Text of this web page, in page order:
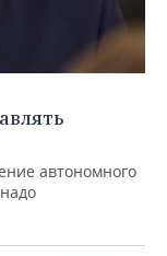
автономного